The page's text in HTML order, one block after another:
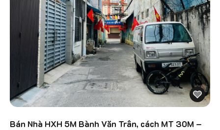
Bán Nhà HXH 5M Bành Văn Trân, cách MT 30M –